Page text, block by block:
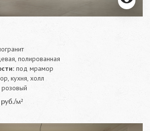
полированная
под мрамор
кухня, холл
руб./м²